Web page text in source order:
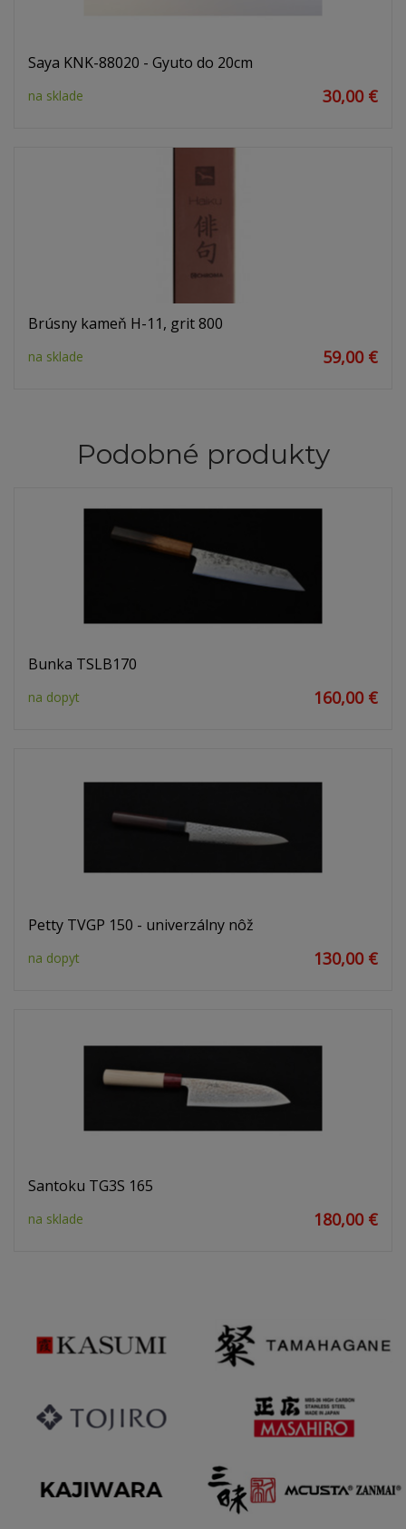
Saya KNK-88020 - Gyuto do 20cm
na sklade 30,00 €
Brúsny kameň H-11, grit 800
na sklade 59,00 €
Podobné produkty
Bunka TSLB170
na dopyt 160,00 €
Petty TVGP 150 - univerzálny nôž
na dopyt 130,00 €
Santoku TG3S 165
na sklade 180,00 €